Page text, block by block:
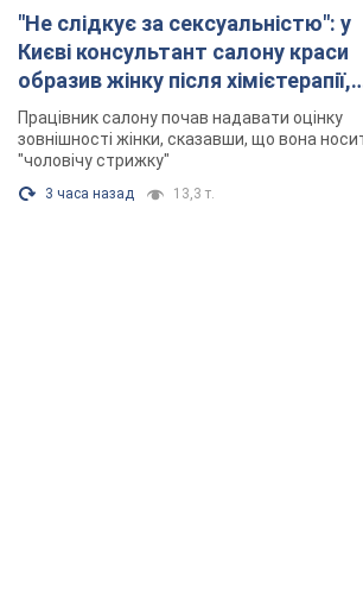
"Не слідкує за сексуальністю": у
Києві консультант салону краси
образив жінку після хімієтерапії,
розгорівся скандал. Фото
Працівник салону почав надавати оцінку
зовнішності жінки, сказавши, що вона
"чоловічу стрижку"
3 часа назад 13,3 т.